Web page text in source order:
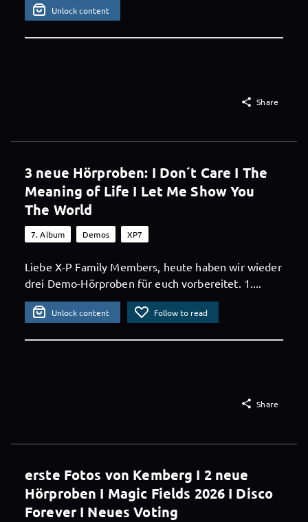
Unlock content
 Share
3 neue Hörproben: I Don´t Care I The
Meaning of Life I Let Me Show You
The World
7. Album Demos XP7
Liebe X-P Family Members, heute haben wir wieder
drei Demo-Hörproben für euch vorbereitet. 1....
Unlock content Follow to read
 Share
erste Fotos von Kemberg I 2 neue
Hörproben I Magic Fields 2026 I Disco
Forever I Neues Voting